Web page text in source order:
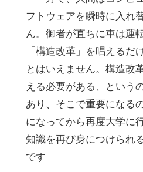
フトウェアを瞬時に入れ
ん。御者が直ちに車は運
「構造改革」を唱えるだ
とはいえません。構造改
える必要がある、という
あり、そこで重要になる
になってから再度大学に
知識を再び身につけられ
です